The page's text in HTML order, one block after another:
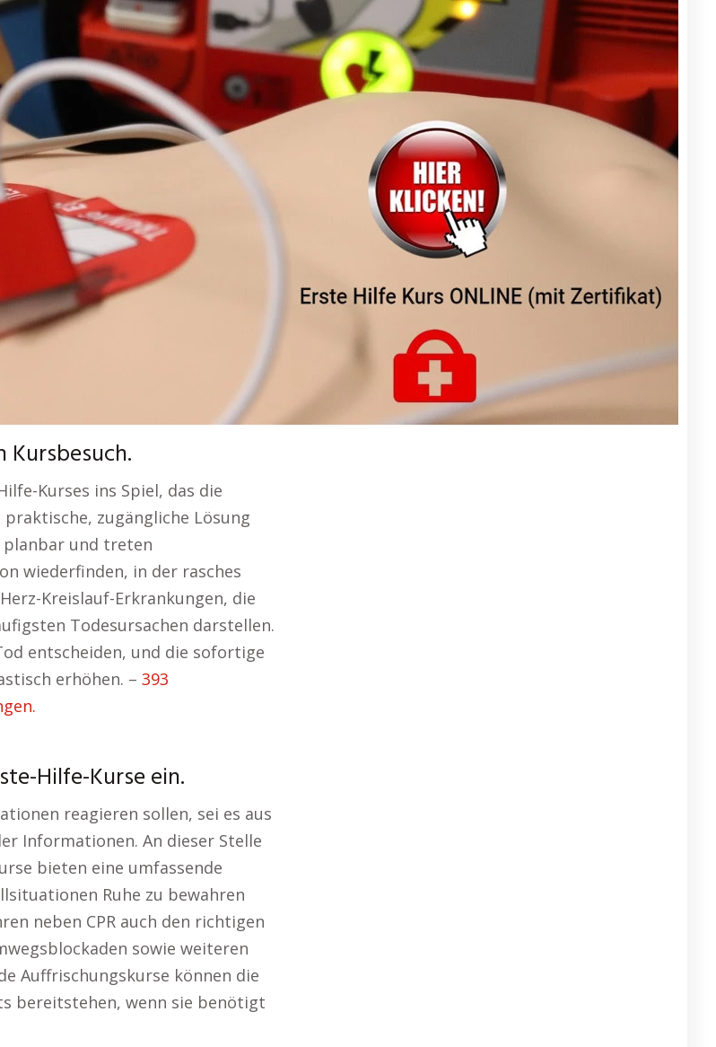
Kursbesuch.
Kurses ins Spiel, das die
zugängliche Lösung
und treten
wiederfinden, in der rasches
Kreislauf-Erkrankungen, die
Todesursachen darstellen.
entscheiden, und die sofortige
erhöhen. – 393
Hilfe-Kurse ein.
reagieren sollen, sei es aus
Informationen. An dieser Stelle
bieten eine umfassende
Ruhe zu bewahren
neben CPR auch den richtigen
sowie weiteren
Auffrischungskurse können die
bereitstehen, wenn sie benötigt